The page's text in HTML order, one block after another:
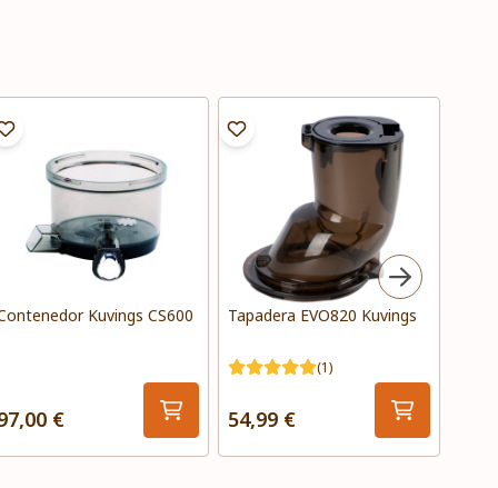
Kuvings CS600
€
Tapadera EVO820 Kuvings
(1)
54,99 €